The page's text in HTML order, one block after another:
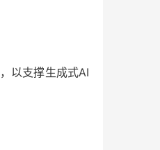
以支撑生成式AI